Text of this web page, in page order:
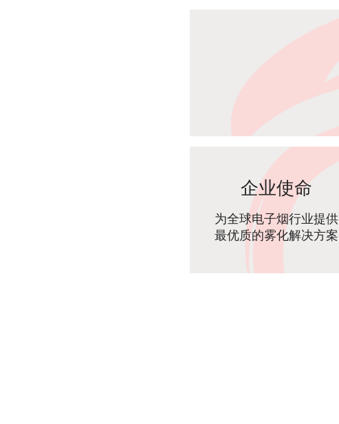
企业使命
为全球电子烟行业提供
最优质的雾化解决方案